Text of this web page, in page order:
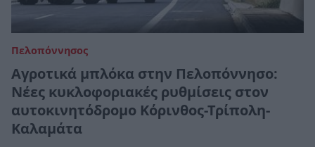
Πελοπόννησος
Αγροτικά μπλόκα στην Πελοπόννησο:
Νέες κυκλοφοριακές ρυθμίσεις στον
αυτοκινητόδρομο Κόρινθος-Τρίπολη-
Καλαμάτα